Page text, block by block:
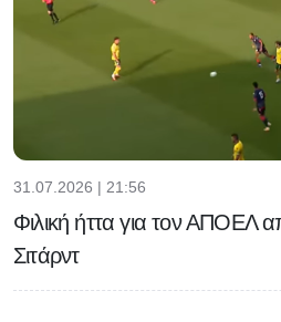
31.07.2026 | 21:56
Φιλική ήττα για τον ΑΠΟΕΛ
Σιτάρντ